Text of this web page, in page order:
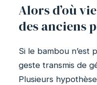
Alors d’où
des anciens
Si le bambou n’est
geste transmis de
Plusieurs